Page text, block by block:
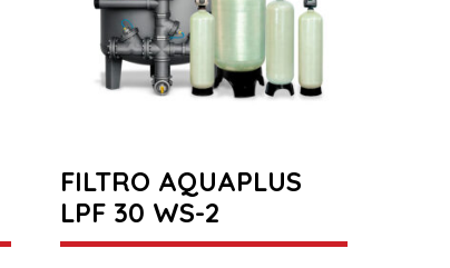
FILTRO AQUAPLUS
LPF 30 WS-2